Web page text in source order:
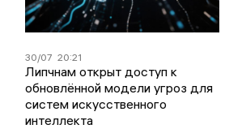
30/07 20:21
Липчнам открыт доступ к
обновлённой модели угроз для
систем искусственного
интеллекта